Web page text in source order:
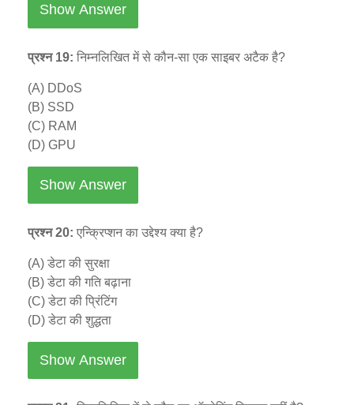
Show Answer
प्रश्न 19: निम्नलिखित में से कौन-सा एक साइबर अटैक है?
(A) DDoS
(B) SSD
(C) RAM
(D) GPU
Show Answer
प्रश्न 20: एन्क्रिप्शन का उद्देश्य क्या है?
(A) डेटा की सुरक्षा
(B) डेटा की गति बढ़ाना
(C) डेटा की प्रिंटिंग
(D) डेटा की शुद्धता
Show Answer